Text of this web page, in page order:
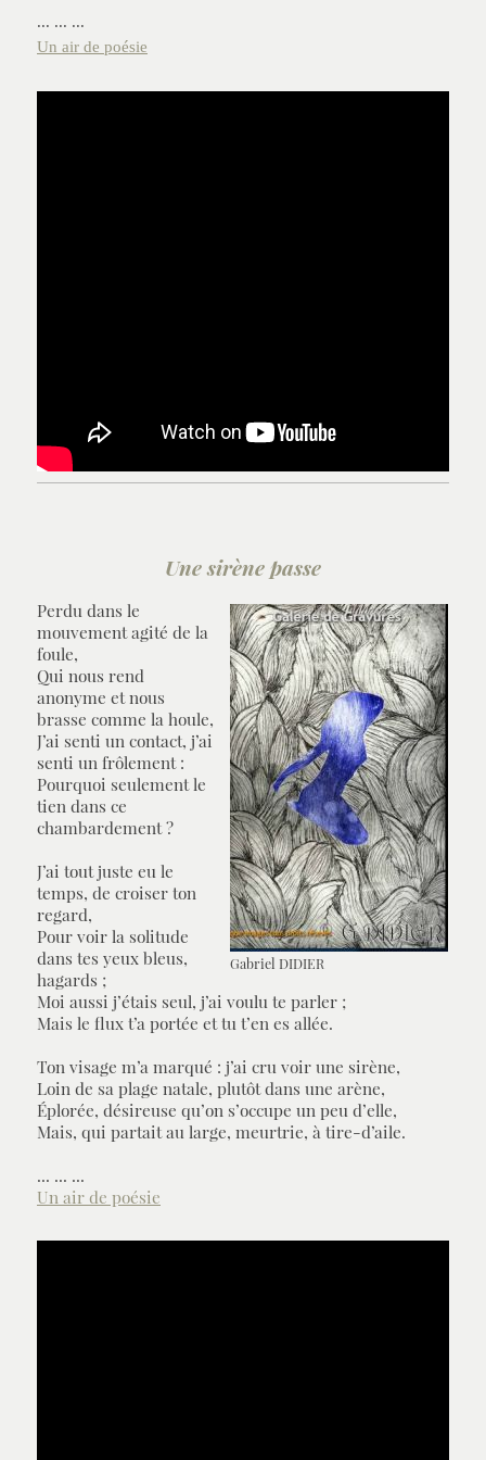
... ... ...
Un air de poésie
Une sirène passe
Gabriel DIDIER
Perdu dans le
mouvement agité de la
foule,
Qui nous rend
anonyme et nous
brasse comme la houle,
J’ai senti un contact, j’ai
senti un frôlement :
Pourquoi seulement le
tien dans ce
chambardement ?
J’ai tout juste eu le
temps, de croiser ton
regard,
Pour voir la solitude
dans tes yeux bleus,
hagards ;
Moi aussi j’étais seul, j’ai voulu te parler ;
Mais le flux t’a portée et tu t’en es allée.
Ton visage m’a marqué : j’ai cru voir une sirène,
Loin de sa plage natale, plutôt dans une arène,
Éplorée, désireuse qu’on s’occupe un peu d’elle,
Mais, qui partait au large, meurtrie, à tire-d’aile.
... ... ...
Un air de poésie